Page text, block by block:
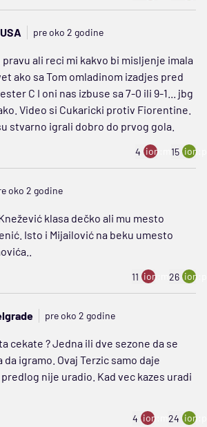
pre oko 2 godine
pravu ali reci mi kakvo bi misljenje imala
ako sa Tom omladinom izadjes pred
C I oni nas izbuse sa 7-0 ili 9-1... jbg
Video si Cukaricki protiv Fiorentine.
stvarno igrali dobro do prvog gola.
4 ion:minus
15
oko 2 godine
klasa dečko ali mu mesto
Isto i Mijailović na beku umesto
11 ion:minus
26
pre oko 2 godine
cekate ? Jedna ili dve sezone da se
igramo. Ovaj Terzic samo daje
nije uradio. Kad vec kazes uradi
4 ion:minus
24